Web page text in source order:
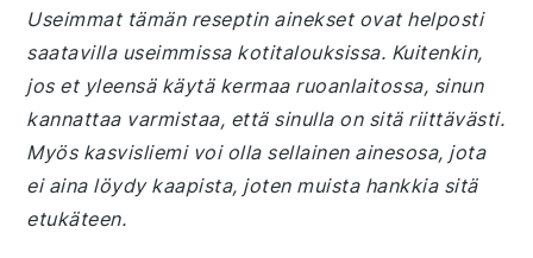
Useimmat tämän reseptin ainekset ovat helposti
saatavilla useimmissa kotitalouksissa. Kuitenkin,
jos et yleensä käytä kermaa ruoanlaitossa, sinun
kannattaa varmistaa, että sinulla on sitä riittävästi.
Myös kasvisliemi voi olla sellainen ainesosa, jota
ei aina löydy kaapista, joten muista hankkia sitä
etukäteen.